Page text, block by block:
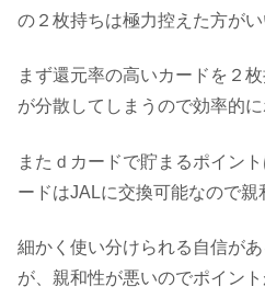
の２枚持ちは極力控えた方がい
まず還元率の高いカードを２
が分散してしまうので効率的
またｄカードで貯まるポイン
ードはJALに交換可能なので親
細かく使い分けられる自信が
が、親和性が悪いのでポイン